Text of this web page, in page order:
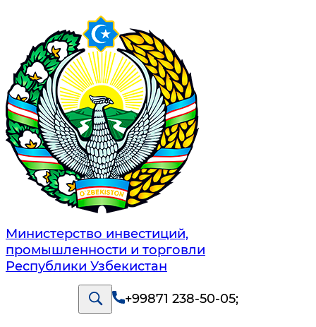
Министерство инвестиций,
промышленности и торговли
Республики Узбекистан
+99871 238-50-05;